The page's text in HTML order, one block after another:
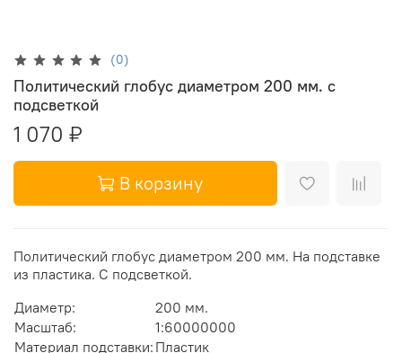
(0)
Политический глобус диаметром 200 мм. с
подсветкой
1 070 ₽
В корзину
Политический глобус диаметром 200 мм. На подставке
из пластика. С подсветкой.
Диаметр:
200 мм.
Масштаб:
1:60000000
Материал подставки: Пластик